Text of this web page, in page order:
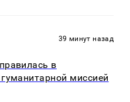
39 минут назад
в
миссией